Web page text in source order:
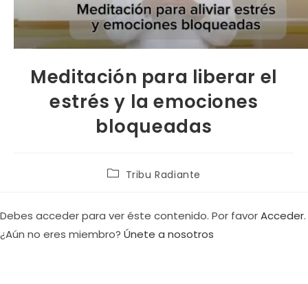
Meditación para liberar el
estrés y la emociones
bloqueadas
Tribu Radiante
Debes acceder para ver éste contenido. Por favorAcceder.
¿Aún no eres miembro? Únete a nosotros